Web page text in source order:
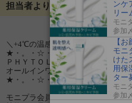
担当者よりメッセージ
＼+4℃の温感クレンジング／
★・。・☆・゜。★・。・☆・゜
ＰＨＹＴＯＬＩＦＴ
オールインワンジェル
★・。・☆・゜。★・。・☆・゜
モニプラ会員の皆様、いつも応援
ンケ
リー
モニ
参加
【
モニ
けた
用保
ター
モニ
参加